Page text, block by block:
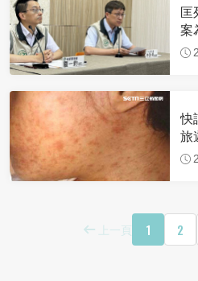
匡
案
麻
快
旅
上一頁 1 2